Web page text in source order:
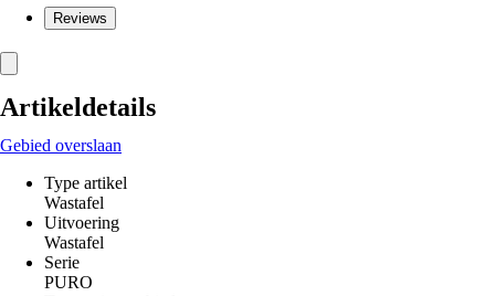
Reviews
Artikeldetails
Gebied overslaan
Type artikel
Wastafel
Uitvoering
Wastafel
Serie
PURO